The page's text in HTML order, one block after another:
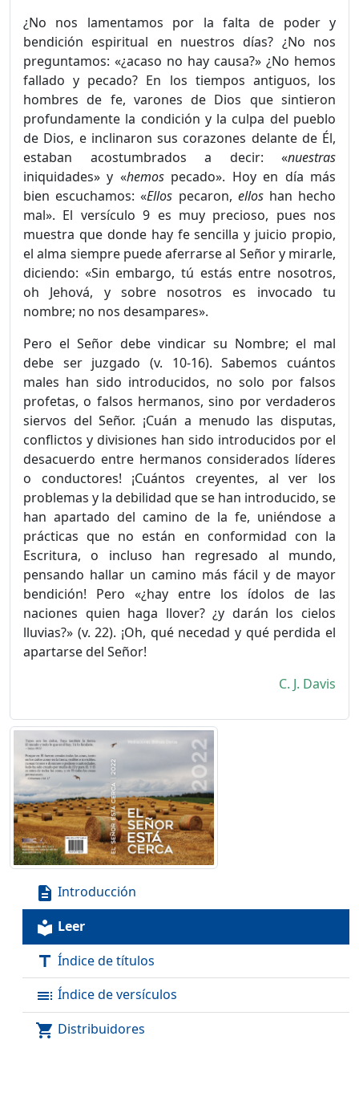
¿No nos lamentamos por la falta de poder y
bendición espiritual en nuestros días? ¿No nos
preguntamos: «¿acaso no hay causa?» ¿No hemos
fallado y pecado? En los tiempos antiguos, los
hombres de fe, varones de Dios que sintieron
profundamente la condición y la culpa del pueblo
de Dios, e inclinaron sus corazones delante de Él,
estaban acostumbrados a decir: «nuestras
iniquidades» y «hemospecado». Hoy en día más
bien escuchamos: «Ellos pecaron, elloshan hecho
mal». El versículo 9 es muy precioso, pues nos
muestra que donde hay fe sencilla y juicio propio,
el alma siempre puede aferrarse al Señor y mirarle,
diciendo: «Sin embargo, tú estás entre nosotros,
oh Jehová, y sobre nosotros es invocado tu
nombre; no nos desampares».
Pero el Señor debe vindicar su Nombre; el mal
debe ser juzgado (v. 10-16). Sabemos cuántos
males han sido introducidos, no solo por falsos
profetas, o falsos hermanos, sino por verdaderos
siervos del Señor. ¡Cuán a menudo las disputas,
conflictos y divisiones han sido introducidos por el
desacuerdo entre hermanos considerados líderes
o conductores! ¡Cuántos creyentes, al ver los
problemas y la debilidad que se han introducido, se
han apartado del camino de la fe, uniéndose a
prácticas que no están en conformidad con la
Escritura, o incluso han regresado al mundo,
pensando hallar un camino más fácil y de mayor
bendición! Pero «¿hay entre los ídolos de las
naciones quien haga llover? ¿y darán los cielos
lluvias?» (v. 22). ¡Oh, qué necedad y qué perdida el
apartarse del Señor!
C. J. Davis
description Introducción
local_library Leer
title Índice de títulos
toc Índice de versículos
shopping_cart Distribuidores